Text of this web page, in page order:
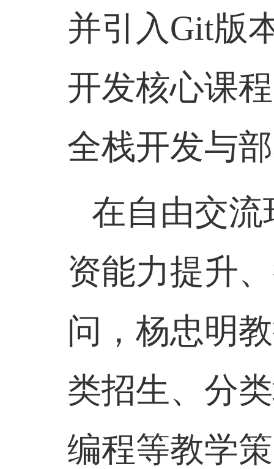
并引入Git版
开发核心课
全栈开发与
在自由交
资能力提升
问，杨忠明
类招生、分
编程等教学